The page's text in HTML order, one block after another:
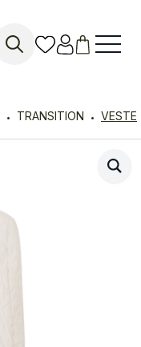
TRANSITION
VESTE